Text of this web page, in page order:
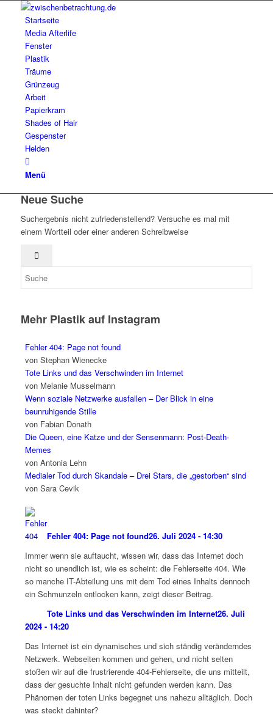
Startseite
Media Afterlife
Fenster
Plastik
Träume
Grünzeug
Arbeit
Papierkram
Shades of Hair
Gespenster
Helden
Menü
Neue Suche
Suchergebnis nicht zufriedenstellend? Versuche es mal mit
einem Wortteil oder einer anderen Schreibweise
Mehr Plastik auf Instagram
Fehler 404: Page not found
von Stephan Wienecke
Tote Links und das Verschwinden im Internet
von Melanie Musselmann
Wenn soziale Netzwerke ausfallen – Der Blick in eine
beunruhigende Stille
von Fabian Donath
Die Queen, eine Katze und der Sensenmann: Post-Death-
Memes
von Antonia Lehn
Medialer Tod durch Skandale – Drei Stars, die „gestorben“ sind
von Sara Cevik
Fehler 404: Page not found26. Juli 2024 - 14:30
Immer wenn sie auftaucht, wissen wir, dass das Internet doch
nicht so unendlich ist, wie es scheint: die Fehlerseite 404. Wie
so manche IT-Abteilung uns mit dem Tod eines Inhalts dennoch
ein Schmunzeln entlocken kann, zeigt dieser Beitrag.
Tote Links und das Verschwinden im Internet26. Juli
2024 - 14:20
Das Internet ist ein dynamisches und sich ständig veränderndes
Netzwerk. Webseiten kommen und gehen, und nicht selten
stoßen wir auf die frustrierende 404-Fehlerseite, die uns mitteilt,
dass der gesuchte Inhalt nicht gefunden werden kann. Das
Phänomen der toten Links begegnet uns nahezu alltäglich. Doch
was steckt dahinter?